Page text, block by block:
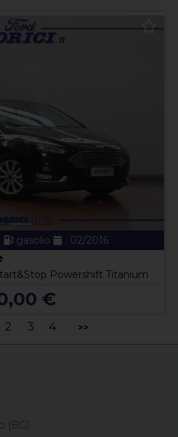
gasolio 02/2016
Powershift Titanium
€
2 3 4 >>
(BG)